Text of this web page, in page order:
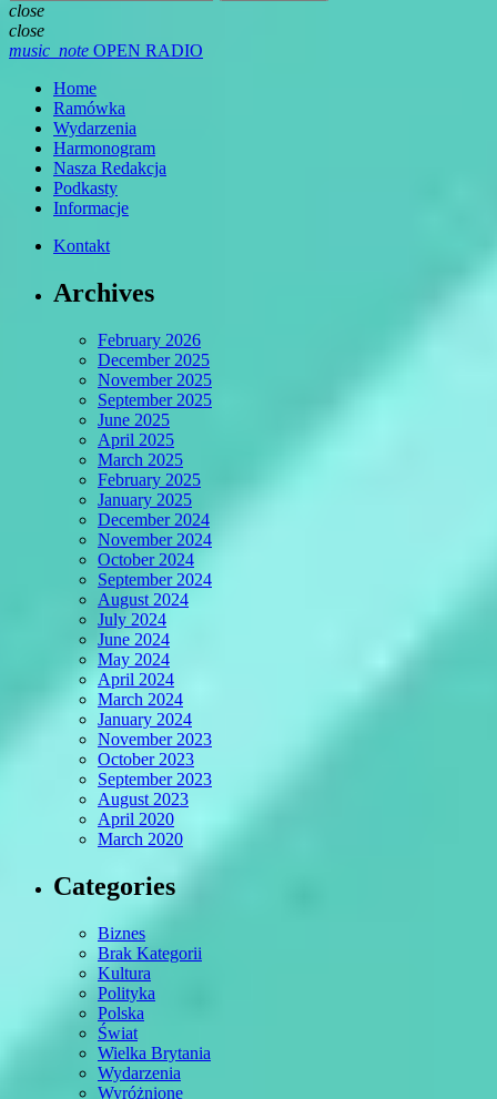
close
close
music_note OPEN RADIO
Home
Ramówka
Wydarzenia
Harmonogram
Nasza Redakcja
Podkasty
Informacje
Kontakt
Archives
February 2026
December 2025
November 2025
September 2025
June 2025
April 2025
March 2025
February 2025
January 2025
December 2024
November 2024
October 2024
September 2024
August 2024
July 2024
June 2024
May 2024
April 2024
March 2024
January 2024
November 2023
October 2023
September 2023
August 2023
April 2020
March 2020
Categories
Biznes
Brak Kategorii
Kultura
Polityka
Polska
Świat
Wielka Brytania
Wydarzenia
Wyróżnione